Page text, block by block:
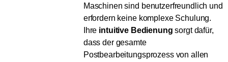
Maschinen sind benutzerfreundlich und
erfordern keine komplexe Schulung.
Ihre intuitive Bedienung sorgt dafür,
dass der gesamte
Postbearbeitungsprozess von allen